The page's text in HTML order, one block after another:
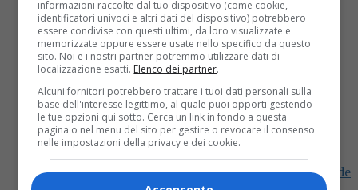
Biella5 anni fa
Consegnata ai sindaci del Biellese la
bandiera del Piemonte
Questa sera il Drapo’ illuminerà il Palazzo Oropa, sede
informazioni raccolte dal tuo dispositivo (come cookie,
identificatori univoci e altri dati del dispositivo) potrebbero
essere condivise con questi ultimi, da loro visualizzate e
memorizzate oppure essere usate nello specifico da questo
sito. Noi e i nostri partner potremmo utilizzare dati di
localizzazione esatti. Elenco dei partner.
Alcuni fornitori potrebbero trattare i tuoi dati personali sulla
base dell'interesse legittimo, al quale puoi opporti gestendo
le tue opzioni qui sotto. Cerca un link in fondo a questa
pagina o nel menu del sito per gestire o revocare il consenso
nelle impostazioni della privacy e dei cookie.